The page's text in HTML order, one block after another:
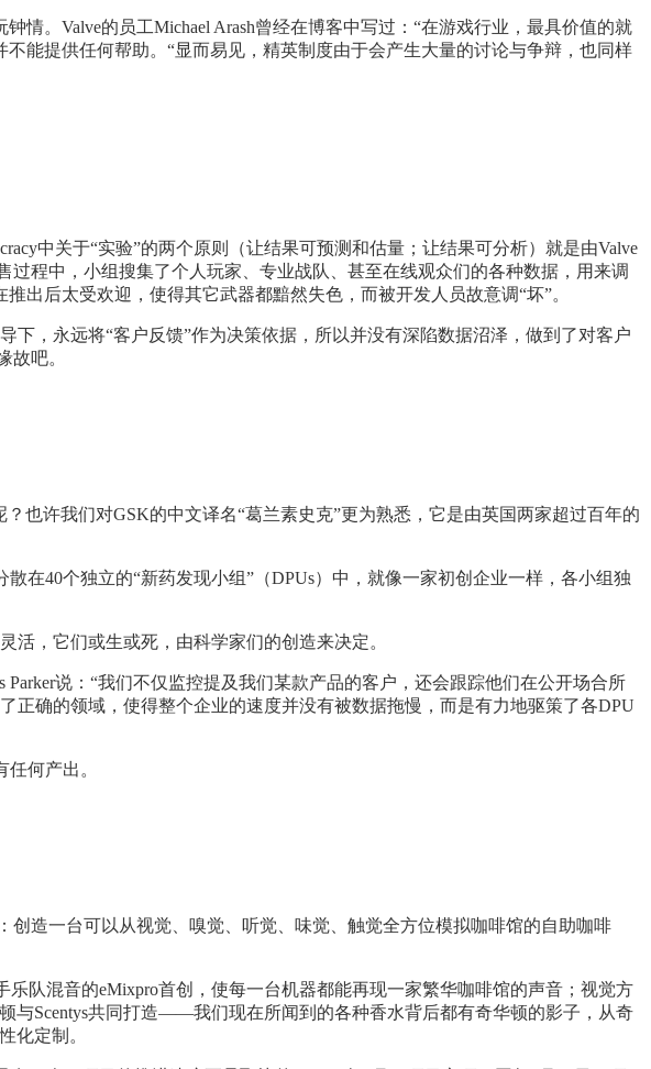
。Valve的员工Michael Arash曾经在博客中写过：“在游戏行业，最具价值的就
提供任何帮助。“显而易见，精英制度由于会产生大量的讨论与争辩，也同样
中关于“实验”的两个原则（让结果可预测和估量；让结果可分析）就是由Valve
程中，小组搜集了个人玩家、专业战队、甚至在线观众们的各种数据，用来调
出后太受欢迎，使得其它武器都黯然失色，而被开发人员故意调“坏”。
下，永远将“客户反馈”作为决策依据，所以并没有深陷数据沼泽，做到了对客户
故吧。
也许我们对GSK的中文译名“葛兰素史克”更为熟悉，它是由英国两家超过百年的
40个独立的“新药发现小组”（DPUs）中，就像一家初创企业一样，各小组独
活，它们或生或死，由科学家们的创造来决定。
说：“我们不仅监控提及我们某款产品的客户，还会跟踪他们在公开场合所
确的领域，使得整个企业的速度并没有被数据拖慢，而是有力地驱策了各DPU
何产出。
创造一台可以从视觉、嗅觉、听觉、味觉、触觉全方位模拟咖啡馆的自助咖啡
队混音的eMixpro首创，使每一台机器都能再现一家繁华咖啡馆的声音；视觉方
与Scentys共同打造——我们现在所闻到的各种香水背后都有奇华顿的影子，从奇
化定制。